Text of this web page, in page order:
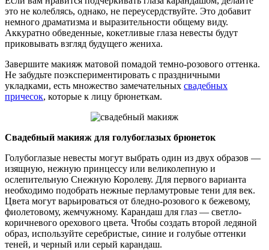
это не колеблясь, однако, не переусердствуйте. Это добавит
немного драматизма и выразительности общему виду.
Аккуратно обведенные, кокетливые глаза невесты будут
приковывать взгляд будущего жениха.
Завершите макияж матовой помадой темно-розового оттенка.
Не забудьте поэкспериментировать с праздничными
укладками, есть множество замечательных свадебных
причесок, которые к лицу брюнеткам.
Свадебный макияж для голубоглазых брюнеток
Голубоглазые невесты могут выбрать один из двух образов —
изящную, нежную принцессу или великолепную и
ослепительную Снежную Королеву. Для первого варианта
необходимо подобрать нежные перламутровые тени для век.
Цвета могут варьироваться от бледно-розового к бежевому,
фиолетовому, жемчужному. Карандаш для глаз — светло-
коричневого орехового цвета. Чтобы создать второй ледяной
образ, используйте серебристые, синие и голубые оттенки
теней, и черный или серый карандаш.